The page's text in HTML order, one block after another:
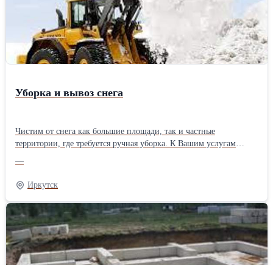
Уборка и вывоз снега
Чистим от снега как большие площади, так и частные
территории, где требуется ручная уборка. К Вашим услугам
—
Иркутск